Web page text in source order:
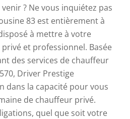
? Ne vous inquiétez pas
83 est entièrement à
à mettre à votre
et professionnel. Basée
des services de chauffeur
Driver Prestige
dans la capacité pour vous
de chauffeur privé.
quel que soit votre